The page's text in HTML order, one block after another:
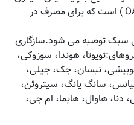
و حاوی مواد افزودنی پایه آلی ( OAT ) است که برای مصرف در
سبک توصیه می شود.سازگاری
هوندا، سوزوکی،
نیسان، جک، جیلی،
سانگ یانگ، سیتروئن،
هاوال، هایما، ام جی،